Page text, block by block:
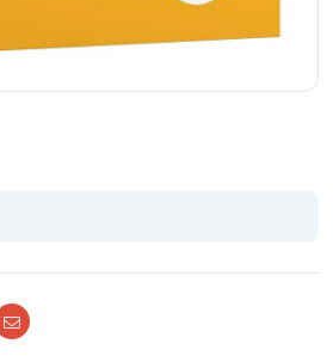
Email